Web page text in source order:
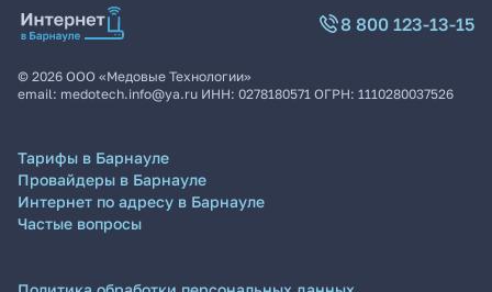
8 800 123-13-15
© 2026 ООО «Медовые Технологии»
email: medotech.info@ya.ru ИНН: 0278180571 ОГРН: 1110280037526
Тарифы в Барнауле
Провайдеры в Барнауле
Интернет по адресу в Барнауле
Частые вопросы